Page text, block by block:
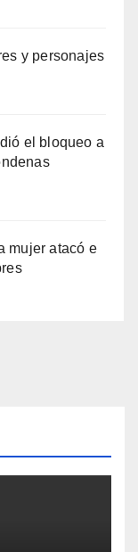
y personajes
el bloqueo a
mujer atacó e